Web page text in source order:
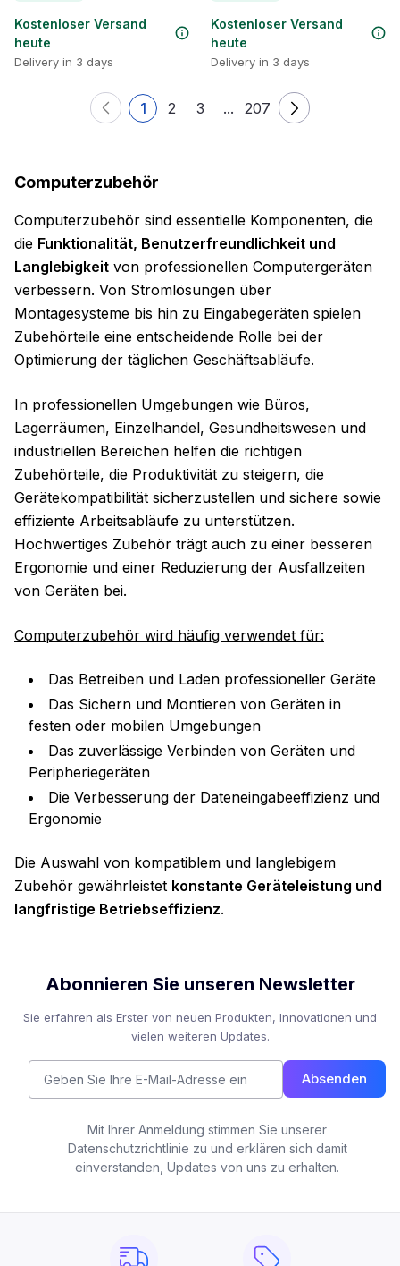
Kostenloser Versand
heute
Delivery in 3 days
Kostenloser Versand
heute
Delivery in 3 days
1 2 3 ... 207
Computerzubehör
Computerzubehör sind essentielle Komponenten, die
die Funktionalität, Benutzerfreundlichkeit und
Langlebigkeit von professionellen Computergeräten
verbessern. Von Stromlösungen über
Montagesysteme bis hin zu Eingabegeräten spielen
Zubehörteile eine entscheidende Rolle bei der
Optimierung der täglichen Geschäftsabläufe.
In professionellen Umgebungen wie Büros,
Lagerräumen, Einzelhandel, Gesundheitswesen und
industriellen Bereichen helfen die richtigen
Zubehörteile, die Produktivität zu steigern, die
Gerätekompatibilität sicherzustellen und sichere sowie
effiziente Arbeitsabläufe zu unterstützen.
Hochwertiges Zubehör trägt auch zu einer besseren
Ergonomie und einer Reduzierung der Ausfallzeiten
von Geräten bei.
Computerzubehör wird häufig verwendet für:
Das Betreiben und Laden professioneller Geräte
Das Sichern und Montieren von Geräten in
festen oder mobilen Umgebungen
Das zuverlässige Verbinden von Geräten und
Peripheriegeräten
Die Verbesserung der Dateneingabeeffizienz und
Ergonomie
Die Auswahl von kompatiblem und langlebigem
Zubehör gewährleistet konstante Geräteleistung und
langfristige Betriebseffizienz.
Abonnieren Sie unseren Newsletter
Sie erfahren als Erster von neuen Produkten, Innovationen und
vielen weiteren Updates.
Absenden
Mit Ihrer Anmeldung stimmen Sie unserer
Datenschutzrichtlinie zu und erklären sich damit
einverstanden, Updates von uns zu erhalten.